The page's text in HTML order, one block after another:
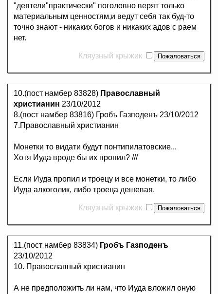
"деятели"практически" поголовно верят только
материальным ценностям,и ведут себя так буд-то
точно знают - никаких богов и никаких адов с раем
нет.
Кляузный крыжик
10.(пост намбер 83828) Православный
христианин 23/10/2012
8.(пост намбер 83816) Гробъ Газподенъ 23/10/2012
7.Православный христианин
Монетки то видати будут понтипилатовские...
Хотя Иуда вроде бы их пропил? ///
Если Иуда пропил и троецу и все монетки, то либо
Иуда алкоголик, либо троеца дешевая.
Кляузный крыжик
11.(пост намбер 83834) Гробъ Газподенъ
23/10/2012
10. Православный христианин
А не предположить ли нам, что Иуда вложил оную